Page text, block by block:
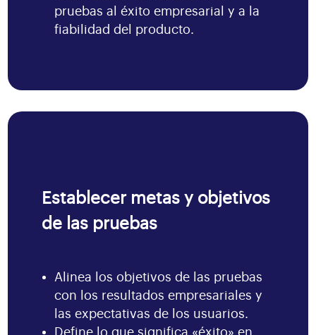
pruebas al éxito empresarial y a la
fiabilidad del producto.
Establecer metas y objetivos
de las pruebas
Alinea los objetivos de las pruebas
con los resultados empresariales y
las expectativas de los usuarios.
Define lo que significa «éxito» en